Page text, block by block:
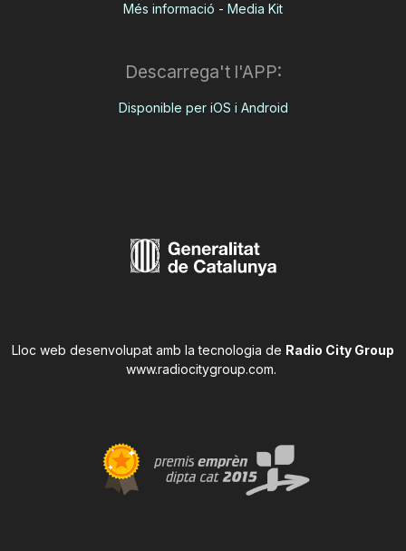
Més informació - Media Kit
Descarrega't l'APP:
Disponible per iOS i Android
Lloc web desenvolupat amb la tecnologia de Radio City Group
www.radiocitygroup.com.